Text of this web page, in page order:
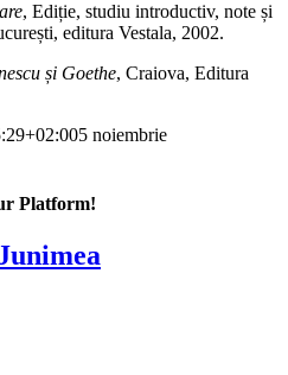
, Ediție, studiu introductiv, note și
editura Vestala, 2002.
și Goethe, Craiova, Editura
5 noiembrie
Platform!